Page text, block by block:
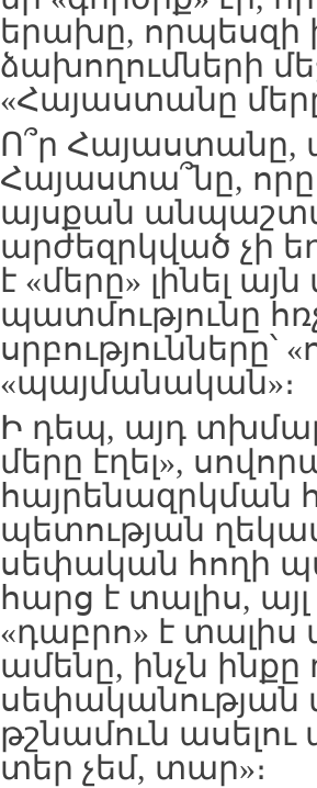
երախը, որպեսզի
ձախողումների
«Հայաստանը
Ո՞ր Հայաստանը,
Հայաստա՞նը,
այսքան
արժեզրկված չի
է «մերը» լինել
պատմությունը
սրբությունները՝
«պայմանական»։
Ի դեպ, այդ
մերը էղել»,
հայրենազրկման
պետության
սեփական հողի
հարց է տալիս,
«դաբրո» է տալիս
ամենը, ինչն ինքը
սեփականության
թշնամուն ասելու
տեր չեմ, տար»։